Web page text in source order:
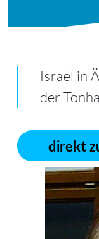
Israel in
der
direkt